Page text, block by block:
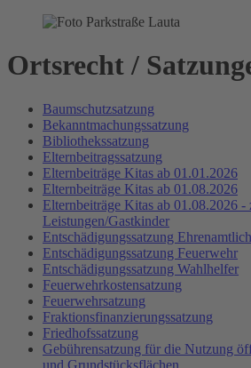
Ortsrecht /
Baumschutzsatzung
Bekanntmachungssatzung
Bibliothekssatzung
Elternbeitragssatzung
Elternbeiträge Kitas ab 01.01.2026
Elternbeiträge Kitas ab 01.08.2026
Elternbeiträge Kitas ab 01.08.2026 -
Leistungen/Gastkinder
Entschädigungssatzung
Entschädigungssatzung Feuerwehr
Entschädigungssatzung Wahlhelfer
Feuerwehrkostensatzung
Feuerwehrsatzung
Fraktionsfinanzierungssatzung
Friedhofssatzung
Gebührensatzung für die Nutzung
und Grundstücksflächen